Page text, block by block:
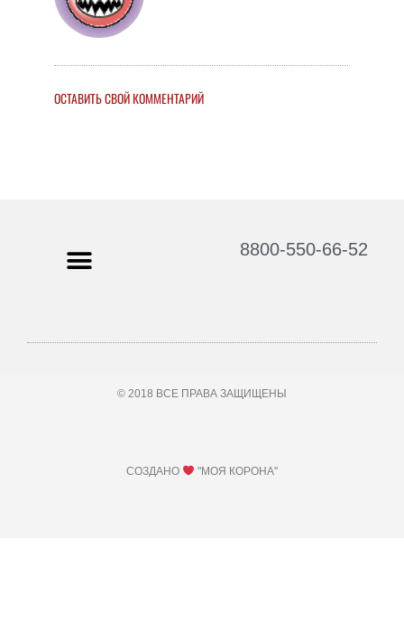
ОСТАВИТЬ СВОЙ КОММЕНТАРИЙ
8800-550-66-52
© 2018 ВСЕ ПРАВА ЗАЩИЩЕНЫ
СОЗДАНО "МОЯ КОРОНА"